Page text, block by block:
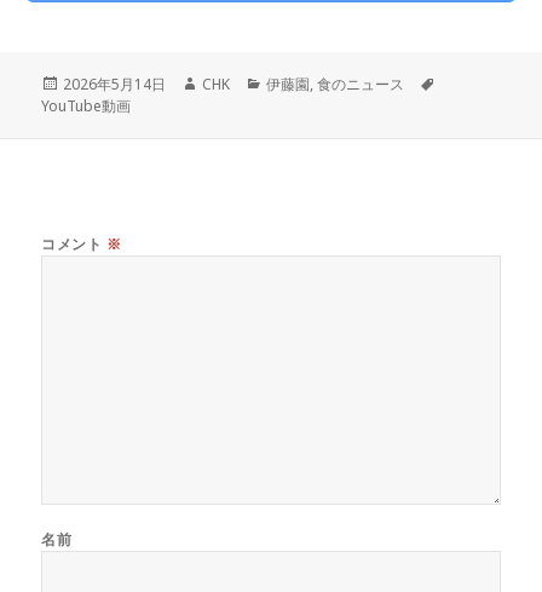
投
稿
2026年5月14日
作
CHK
カ
伊藤園,食のニュース
YouTube動画
コメント ※
名前